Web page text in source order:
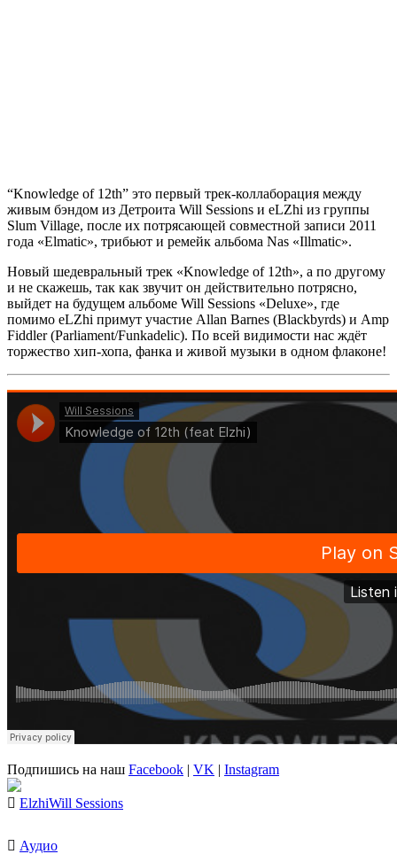
“Knowledge of 12th” это первый трек-коллаборация между
живым бэндом из Детроита Will Sessions и eLZhi из группы
Slum Village, после их потрясающей совместной записи 2011
года «Elmatic», трибьют и ремейк альбома Nas «Illmatic».
Новый шедевральный трек «Knowledge of 12th», а по другому
и не скажешь, так как звучит он действительно потрясно,
выйдет на будущем альбоме Will Sessions «Deluxe», где
помимо eLZhi примут участие Allan Barnes (Blackbyrds) и Amp
Fiddler (Parliament/Funkadelic). По всей видимости нас ждёт
торжество хип-хопа, фанка и живой музыки в одном флаконе!
Подпишись на наш Facebook | VK | Instagram
ElzhiWill Sessions
Аудио